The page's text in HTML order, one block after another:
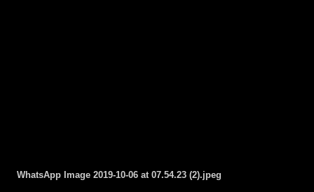
WhatsApp Image 2019-10-06 at 07.54.23 (2).jpeg